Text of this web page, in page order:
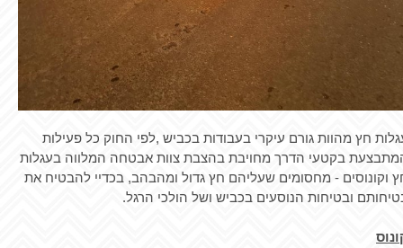
חץ מהוות גורם עיקרי בעבודות בכביש ,לפי החוק כל פעילות
בקטעי הדרך מחויבת בהצבת צוות אבטחה המלווה בעגלות
וקונוסים - מחסומים שעליהם חץ גדול ומהבהב, בכדיי להבטיח את
ובטיחות הנוסעים בכביש ושל הולכי הרגל.